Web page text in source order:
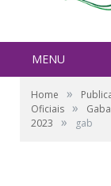
MENU
Home »
Oficiais »
2023
» gab